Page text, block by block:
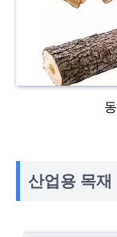
산업용 목